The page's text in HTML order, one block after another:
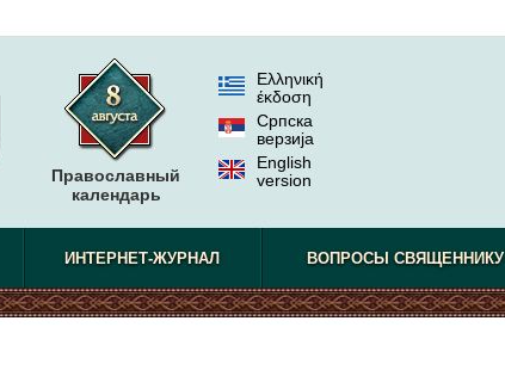
Православный
календарь
Ελληνική
έκδοση
Српска
верзиjа
English
version
ИНТЕРНЕТ-ЖУРНАЛ ВОПРОСЫ СВЯЩЕННИКУ